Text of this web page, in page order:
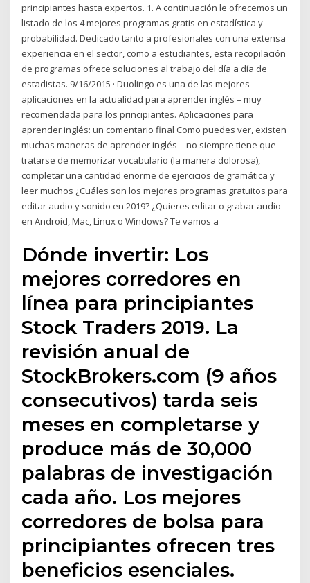
principiantes hasta expertos. 1. A continuación le ofrecemos un
listado de los 4 mejores programas gratis en estadística y
probabilidad. Dedicado tanto a profesionales con una extensa
experiencia en el sector, como a estudiantes, esta recopilación
de programas ofrece soluciones al trabajo del día a día de
estadistas. 9/16/2015 · Duolingo es una de las mejores
aplicaciones en la actualidad para aprender inglés – muy
recomendada para los principiantes. Aplicaciones para
aprender inglés: un comentario final Como puedes ver, existen
muchas maneras de aprender inglés – no siempre tiene que
tratarse de memorizar vocabulario (la manera dolorosa),
completar una cantidad enorme de ejercicios de gramática y
leer muchos ¿Cuáles son los mejores programas gratuitos para
editar audio y sonido en 2019? ¿Quieres editar o grabar audio
en Android, Mac, Linux o Windows? Te vamos a
Dónde invertir: Los
mejores corredores en
línea para principiantes
Stock Traders 2019. La
revisión anual de
StockBrokers.com (9 años
consecutivos) tarda seis
meses en completarse y
produce más de 30,000
palabras de investigación
cada año. Los mejores
corredores de bolsa para
principiantes ofrecen tres
beneficios esenciales.